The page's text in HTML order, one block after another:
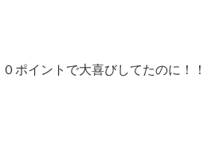
ポイントで大喜びしてたのに！！